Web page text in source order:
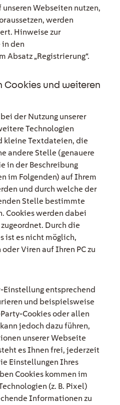
Webseiten nutzen,
werden
Hinweise zur
in den
Absatz „Registrierung“.
Cookies und weiteren
der Nutzung unserer
Technologien
kleine Textdateien, die
andere Stelle (genauere
in der Beschreibung
im Folgenden) auf Ihrem
und durch welche der
Stelle bestimmte
Cookies werden dabei
Durch die
ist es nicht möglich,
Viren auf Ihren PC zu
Einstellung entsprechend
und beispielsweise
Cookies oder allen
jedoch dazu führen,
unserer Webseite
es Ihnen frei, jederzeit
Einstellungen Ihres
Cookies kommen im
(z. B. Pixel)
Informationen zu